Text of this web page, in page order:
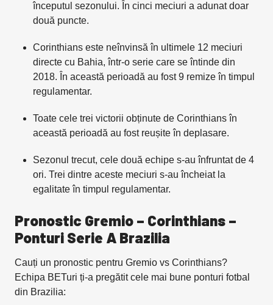
începutul sezonului. În cinci meciuri a adunat doar
două puncte.
Corinthians este neînvinsă în ultimele 12 meciuri
directe cu Bahia, într-o serie care se întinde din
2018. În această perioadă au fost 9 remize în timpul
regulamentar.
Toate cele trei victorii obținute de Corinthians în
această perioadă au fost reușite în deplasare.
Sezonul trecut, cele două echipe s-au înfruntat de 4
ori. Trei dintre aceste meciuri s-au încheiat la
egalitate în timpul regulamentar.
Pronostic Gremio – Corinthians –
Ponturi Serie A Brazilia
Cauți un pronostic pentru Gremio vs Corinthians?
Echipa BETuri ți-a pregătit cele mai bune ponturi fotbal
din Brazilia: